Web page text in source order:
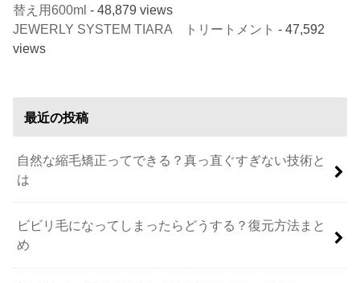
替え用600ml - 48,879 views
JEWERLY SYSTEM TIARA トリートメント - 47,592
views
最近の投稿
自然な縮毛矯正ってできる？真っ直ぐすぎない技術と
は
ビビリ毛になってしまったらどうする？復元方法まと
め